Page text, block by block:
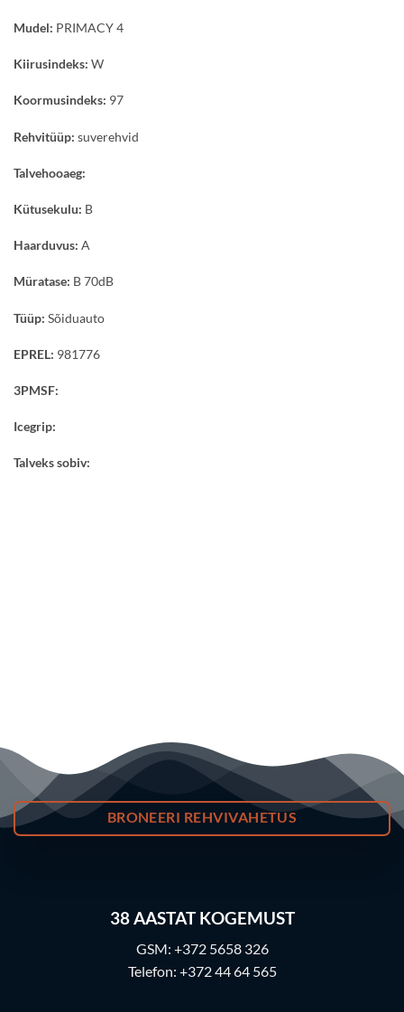
Mudel: PRIMACY 4
Kiirusindeks: W
Koormusindeks: 97
Rehvitüüp: suverehvid
Talvehooaeg:
Kütusekulu: B
Haarduvus: A
Müratase: B 70dB
Tüüp: Sõiduauto
EPREL: 981776
3PMSF:
Icegrip:
Talveks sobiv:
BRONEERI REHVIVAHETUS
38AASTAT KOGEMUST
GSM: +372 5658 326
Telefon: +372 44 64 565